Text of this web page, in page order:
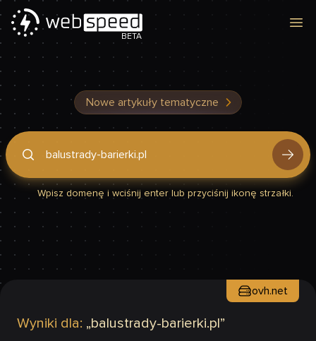
BETA
Nowe artykuły tematyczne
Podaj domenę, by sprawdzić, czy Twoja strona jest szybka
Wpisz domenę i wciśnij enter lub przyciśnij ikonę strzałki.
Wyniki dla: „balustrady-barierki.pl ”
ovh.net